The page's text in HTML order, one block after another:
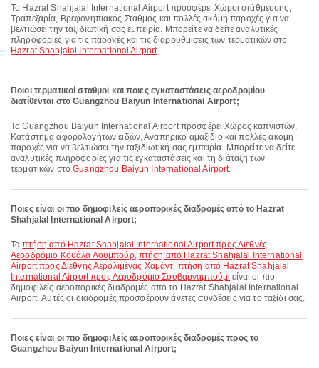
Το Hazrat Shahjalal International Airport προσφέρει Χώροι στάθμευσης,
Τραπεζαρία, Βρεφονηπιακός Σταθμός και πολλές ακόμη παροχές για να
βελτιώσει την ταξιδιωτική σας εμπειρία. Μπορείτε να δείτε αναλυτικές
πληροφορίες για τις παροχές και τις διαρρυθμίσεις των τερματικών στο
Hazrat Shahjalal International Airport.
Ποιοι τερματικοί σταθμοί και ποιες εγκαταστάσεις αεροδρομίου
διατίθενται στο Guangzhou Baiyun International Airport;
Το Guangzhou Baiyun International Airport προσφέρει Χώρος καπνιστών,
Κατάστημα αφορολογήτων ειδών, Αναπηρικό αμαξίδιο και πολλές ακόμη
παροχές για να βελτιώσει την ταξιδιωτική σας εμπειρία. Μπορείτε να δείτε
αναλυτικές πληροφορίες για τις εγκαταστάσεις και τη διάταξη των
τερματικών στοGuangzhou Baiyun International Airport.
Ποιες είναι οι πιο δημοφιλείς αεροπορικές διαδρομές από το Hazrat
Shahjalal International Airport;
Ταπτήση από Hazrat Shahjalal International Airport προς Διεθνές
Αεροδρόμιο Κουάλα Λουμπούρ, πτήση από Hazrat Shahjalal International
Airport προς Διεθνής Αερολιμένας Χαμάντ, πτήση από Hazrat Shahjalal
International Airport προς Αεροδρόμιο Σουβαρναμπούμι είναι οι πιο
δημοφιλείς αεροπορικές διαδρομές από το Hazrat Shahjalal International
Airport. Αυτές οι διαδρομές προσφέρουν άνετες συνδέσεις για το ταξίδι σας.
Ποιες είναι οι πιο δημοφιλείς αεροπορικές διαδρομές προς το
Guangzhou Baiyun International Airport;